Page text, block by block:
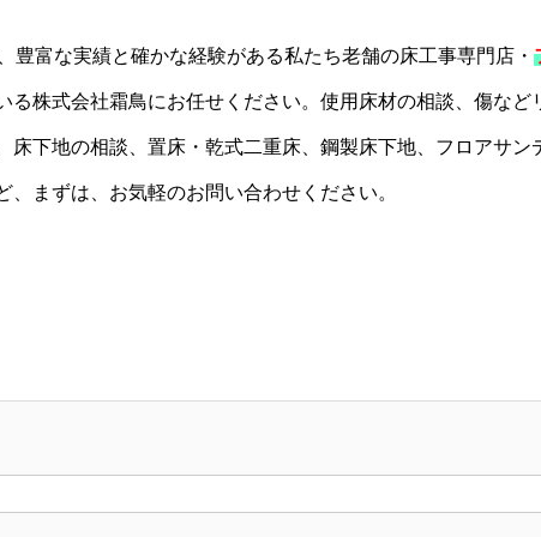
富な実績と確かな経験がある私たち老舗の床工事専門店・
る株式会社霜鳥にお任せください。使用床材の相談、傷など
下地の相談、置床・乾式二重床、鋼製床下地、フロアサン
まずは、お気軽のお問い合わせください。